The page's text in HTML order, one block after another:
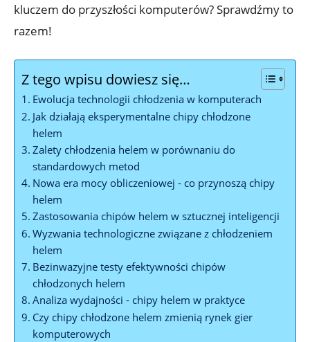
kluczem ⁤do przyszłości komputerów? Sprawdźmy to
razem!
Z tego wpisu dowiesz się…
Ewolucja technologii‍ chłodzenia w komputerach
Jak działają eksperymentalne⁢ chipy chłodzone
helem
Zalety chłodzenia helem w porównaniu do
standardowych ‍metod
Nowa era mocy obliczeniowej ⁣- co przynoszą chipy
helem
Zastosowania chipów helem⁢ w sztucznej inteligencji
Wyzwania technologiczne związane z chłodzeniem
helem
Bezinwazyjne​ testy efektywności chipów
chłodzonych helem
Analiza wydajności ‍- chipy helem w praktyce
Czy chipy ‍chłodzone ‍helem zmienią ⁢rynek gier
⁤komputerowych